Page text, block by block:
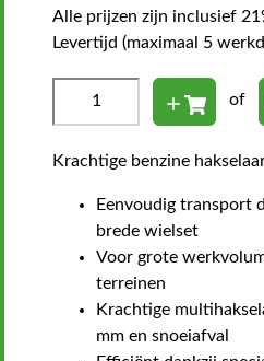
Alle prijzen zijn inclusief
Levertijd (maximaal 5
of
Krachtige benzine
Eenvoudig transport
brede wielset
Voor grote
terreinen
Krachtige
mm en snoeiafval